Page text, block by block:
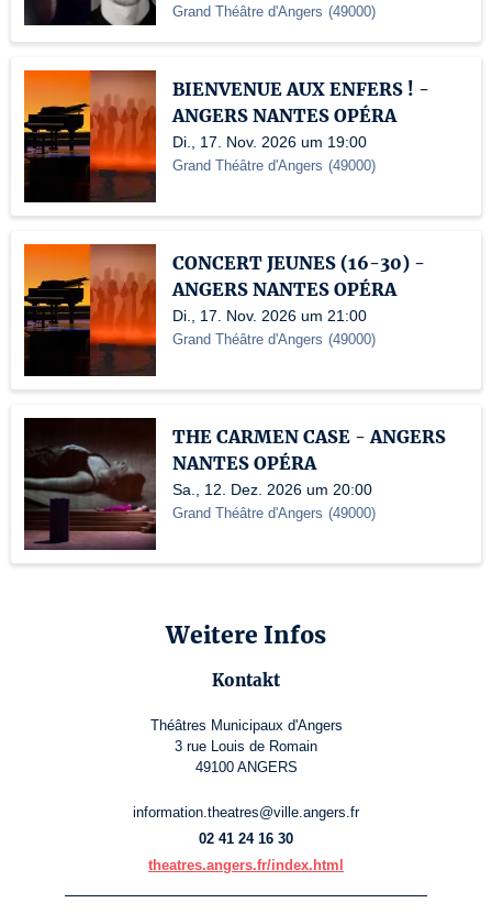
Grand Théâtre d'Angers (49000)
BIENVENUE AUX ENFERS ! -
ANGERS NANTES OPÉRA
Di., 17. Nov. 2026 um 19:00
Grand Théâtre d'Angers (49000)
CONCERT JEUNES (16-30) -
ANGERS NANTES OPÉRA
Di., 17. Nov. 2026 um 21:00
Grand Théâtre d'Angers (49000)
THE CARMEN CASE - ANGERS
NANTES OPÉRA
Sa., 12. Dez. 2026 um 20:00
Grand Théâtre d'Angers (49000)
Weitere Infos
Kontakt
Théâtres Municipaux d'Angers
3 rue Louis de Romain
49100 ANGERS
information.theatres@ville.angers.fr
02 41 24 16 30
theatres.angers.fr/index.html